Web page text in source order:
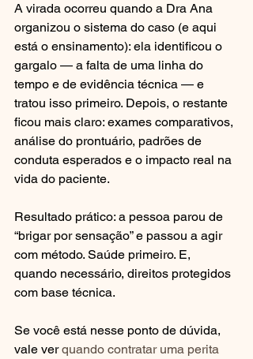
A virada ocorreu quando a Dra Ana
organizou o sistema do caso (e aqui
está o ensinamento): ela identificou o
gargalo — a falta de uma linha do
tempo e de evidência técnica — e
tratou isso primeiro. Depois, o restante
ficou mais claro: exames comparativos,
análise do prontuário, padrões de
conduta esperados e o impacto real na
vida do paciente.
Resultado prático: a pessoa parou de
“brigar por sensação” e passou a agir
com método. Saúde primeiro. E,
quando necessário, direitos protegidos
com base técnica.
Se você está nesse ponto de dúvida,
vale ver quando contratar uma perita